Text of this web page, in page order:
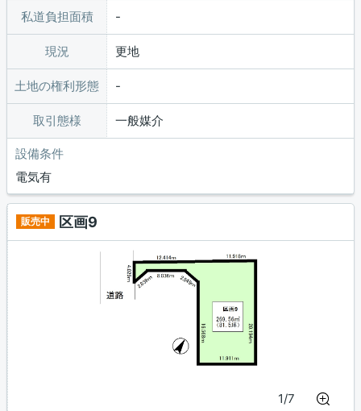
私道負担面積
現況 更地
土地の権利形態
取引態様 一般媒介
設備条件
電気有
販売中 区画9
1/7